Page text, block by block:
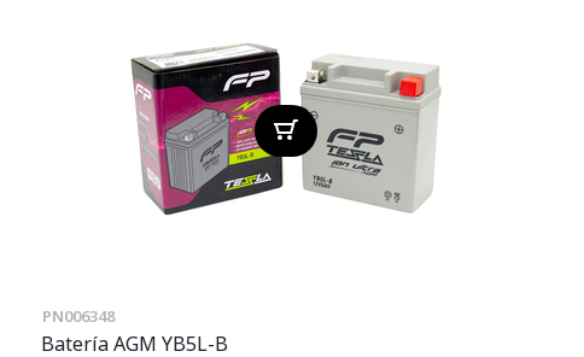
PN006348
Batería AGM YB5L-B